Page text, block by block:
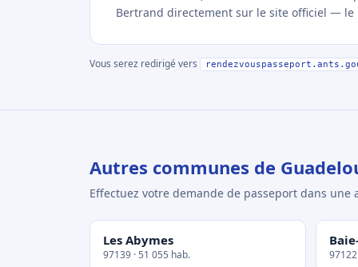
Bertrand directement sur le site officiel —
Vous serez redirigé vers
Autres communes de
Effectuez votre demande de passeport dans
Les Abymes
97139 · 51 055 hab.